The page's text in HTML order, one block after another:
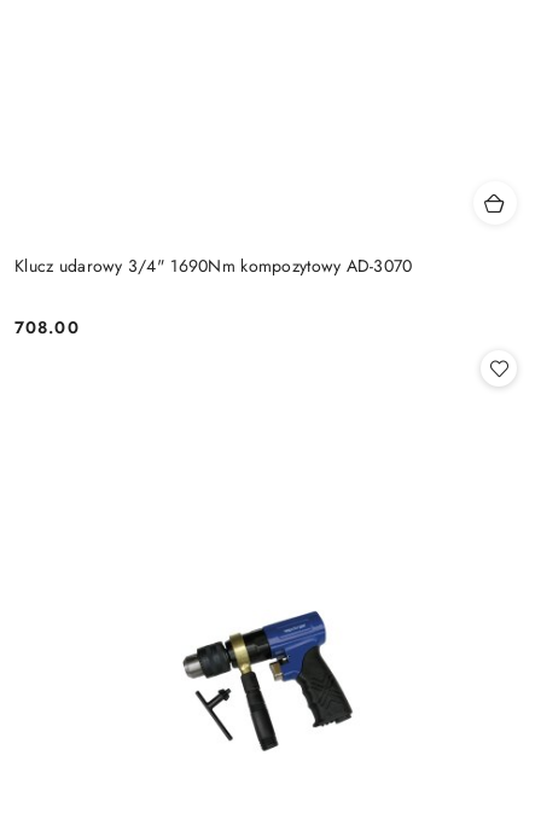
Klucz udarowy 3/4" 1690Nm kompozytowy AD-3070
Cena:
708.00